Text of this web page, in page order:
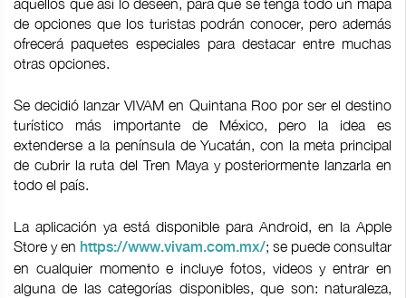
aquellos que así lo deseen, para que se tenga todo un mapa
de opciones que los turistas podrán conocer, pero además
ofrecerá paquetes especiales para destacar entre muchas
otras opciones.
Se decidió lanzar VIVAM en Quintana Roo por ser el destino
turístico más importante de México, pero la idea es
extenderse a la península de Yucatán, con la meta principal
de cubrir la ruta del Tren Maya y posteriormente lanzarla en
todo el país.
La aplicación ya está disponible para Android, en la Apple
Store y en https://www.vivam.com.mx/; se puede consultar
en cualquier momento e incluye fotos, videos y entrar en
alguna de las categorías disponibles, que son: naturaleza,